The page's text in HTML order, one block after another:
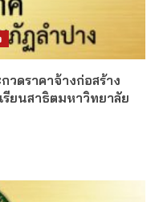
วดราคาจ้างก่อสร้าง
รียนสาธิตมหาวิทยาลัย